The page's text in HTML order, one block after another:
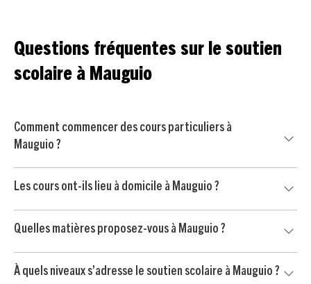
Questions fréquentes sur le soutien
scolaire à Mauguio
Comment commencer des cours particuliers à
Mauguio ?
avec un conseiller pédagogique. Nous mettons ensuite
votre enfant en relation avec un professeur particulier
soigneusement sélectionné à Mauguio, puis vous
Les cours ont-ils lieu à domicile à Mauguio ?
Mauguio et dans les environs, selon vos disponibilités et
l’organisation de votre famille.
Quelles matières proposez-vous à Mauguio ?
Nous proposons du soutien scolaire dans les matières
principales : mathématiques, français, anglais, physique-
À quels niveaux s’adresse le soutien scolaire à Mauguio ?